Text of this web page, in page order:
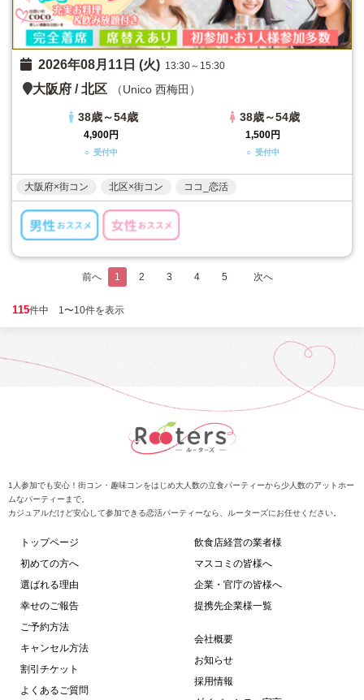
2026年08月11日 (火) 13:30～15:30
大阪府 /北区 （Unico 西梅田）
38歳～54歳
4,900円
○ 受付中
38歳～54歳
1,500円
○ 受付中
大阪府×街コン 北区×街コン ココ_恋活
前へ 1 2 3 4 5 次へ
115件中 1〜10件を表示
1人参加でも安心！街コン・趣味コンをはじめ大人数の立食パーティーから少人数のアットホー
ムなパーティーまで。
カジュアルだけど安心して参加できる恋活パーティーなら、ルーターズにお任せください。
トップページ
初めての方へ
選ばれる理由
幸せのご報告
ご予約方法
キャンセル方法
割引チケット
よくあるご質問
飲食店経営の業者様
マスコミの皆様へ
企業・官庁の皆様へ
提携先企業様一覧
会社概要
お知らせ
採用情報